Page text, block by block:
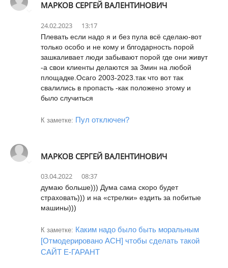
МАРКОВ СЕРГЕЙ ВАЛЕНТИНОВИЧ
24.02.2023 13:17
Плевать если надо я и без пула всё сделаю-вот
только особо и не кому и блгодарность порой
зашкаливает люди забывают порой где они живут
-а свои клиенты делаются за 3мин на любой
площадке.Осаго 2003-2023.так что вот так
свалились в пропасть -как положено этому и
было случиться
К заметке: Пул отключен?
МАРКОВ СЕРГЕЙ ВАЛЕНТИНОВИЧ
03.04.2022 08:37
думаю больше))) Дума сама скоро будет
страховать))) и на «стрелки» ездить за побитые
машины)))
К заметке: Каким надо было быть моральным
[Отмодерировано АСН] чтобы сделать такой
САЙТ Е-ГАРАНТ